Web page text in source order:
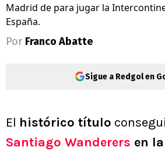
Madrid de para jugar la
España.
Por Franco Abatte
Sigue a Redgol en
El histórico título
Santiago Wanderers en la